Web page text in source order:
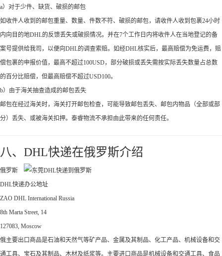
a）对于少件、缺货、破损的邮包
如收件人收到的邮包重量、数量、件数不符、破损的邮包，请收件人收到包裹24小时
内向目的地DHL的反馈丢失或破损情况。并在7个工作日内将收件人在当地登记的备
案号提供给我司，以便向DHL的调查索赔。如经DHL核实后，最高赔偿为免运费，赔
偿包裹的申报价值，最高不超过100USD，部分破损或丢失需按实际丢失数量占总数
的百分比赔偿，但最高赔偿不超过USD100。
b）由于海关抽查造成的邮包丢失
邮包在经过海关时，海关打开邮包检查，可能导致邮包丢失、邮包内物品（全部或部
分）丢失、或被海关扣押。泰睿物流不承担由此带来的任何责任。
八、DHL快递在俄罗斯介绍
俄罗斯
DHL快递办公地址
ZAO DHL International Russia
8th Marta Street, 14
127083, Moscow
俄主要出口商品是石油和天然气等矿产品、金属及其制品、化工产品、机械设备和交
通工具、宝石及其制品、木材及纸浆等。主要进口商品是机械设备和交通工具、食品